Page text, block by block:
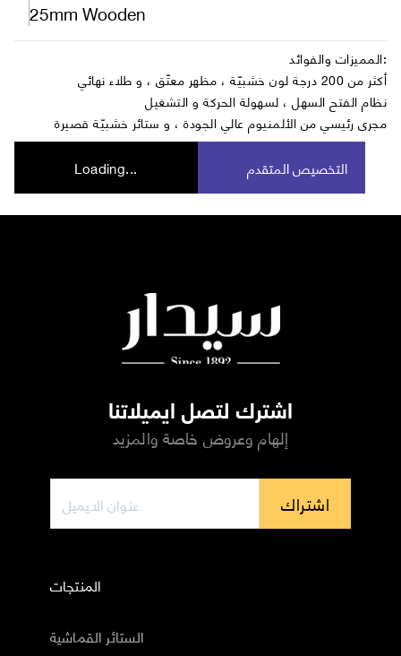
25mm Wooden
المميزات والفوائد:
أكثر من 200 درجة لون خشبيّة ، مظهر معتّق ، و طلاء نهائي
نظام الفتح السهل ، لسهولة الحركة و التشغيل
مجرى رئيسي من الألمنيوم عالي الجودة ، و ستائر خشبيّة قصيرة
Loading... التخصيص المتقدم
اشترك لتصل ايميلاتنا
إلهام وعروض خاصة والمزيد
اشتراك
المنتجات
الستائر القماشية